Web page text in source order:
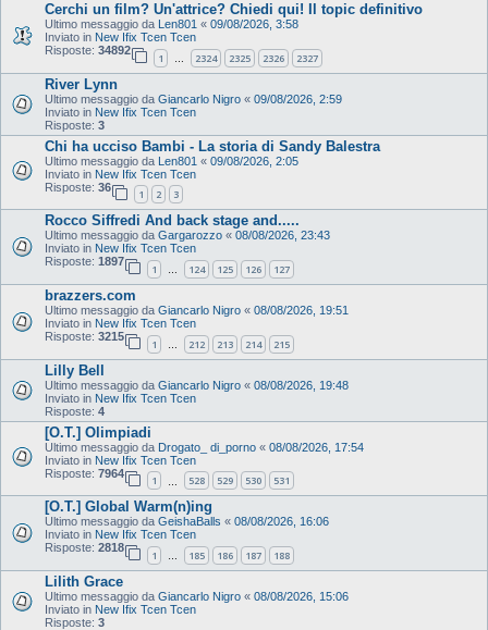
Cerchi un film? Un'attrice? Chiedi qui! Il topic definitivo
Ultimo messaggio da Len801 « 09/08/2026, 3:58
Inviato in New Ifix Tcen Tcen
Risposte: 34892
1 … 2324 2325 2326 2327
River Lynn
Ultimo messaggio da Giancarlo Nigro « 09/08/2026, 2:59
Inviato in New Ifix Tcen Tcen
Risposte: 3
Chi ha ucciso Bambi - La storia di Sandy Balestra
Ultimo messaggio da Len801 « 09/08/2026, 2:05
Inviato in New Ifix Tcen Tcen
Risposte: 36
1 2 3
Rocco Siffredi And back stage and.....
Ultimo messaggio da Gargarozzo « 08/08/2026, 23:43
Inviato in New Ifix Tcen Tcen
Risposte: 1897
1 … 124 125 126 127
brazzers.com
Ultimo messaggio da Giancarlo Nigro « 08/08/2026, 19:51
Inviato in New Ifix Tcen Tcen
Risposte: 3215
1 … 212 213 214 215
Lilly Bell
Ultimo messaggio da Giancarlo Nigro « 08/08/2026, 19:48
Inviato in New Ifix Tcen Tcen
Risposte: 4
[O.T.] Olimpiadi
Ultimo messaggio da Drogato_ di_porno « 08/08/2026, 17:54
Inviato in New Ifix Tcen Tcen
Risposte: 7964
1 528 529 530 531
[O.T.] Global Warm(n)ing
Ultimo messaggio da GeishaBalls « 08/08/2026, 16:06
Inviato in New Ifix Tcen Tcen
Risposte: 2818
1 … 185 186 187 188
Lilith Grace
Ultimo messaggio da Giancarlo Nigro « 08/08/2026, 15:06
Inviato in New Ifix Tcen Tcen
Risposte: 3